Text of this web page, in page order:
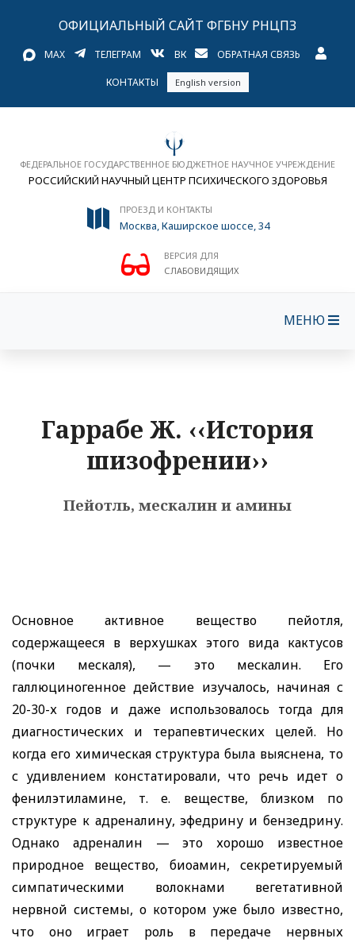
ОФИЦИАЛЬНЫЙ САЙТ ФГБНУ РНЦПЗ
MAX ТЕЛЕГРАМ ВК ОБРАТНАЯ СВЯЗЬ
КОНТАКТЫ English version
ФЕДЕРАЛЬНОЕ ГОСУДАРСТВЕННОЕ БЮДЖЕТНОЕ НАУЧНОЕ УЧРЕЖДЕНИЕ
РОССИЙСКИЙ НАУЧНЫЙ ЦЕНТР ПСИХИЧЕСКОГО ЗДОРОВЬЯ
ПРОЕЗД И КОНТАКТЫ
Москва, Каширское шоссе, 34
ВЕРСИЯ ДЛЯ
СЛАБОВИДЯЩИХ
МЕНЮ
Гаррабе Ж. ‹‹История
шизофрении››
Пейотль, мескалин и амины
Основное активное вещество пейотля,
содержащееся в верхушках этого вида кактусов
(почки мескаля), — это мескалин. Его
галлюциногенное действие изучалось, начиная с
20-30-х годов и даже использовалось тогда для
диагностических и терапевтических целей. Но
когда его химическая структура была выяснена, то
с удивлением констатировали, что речь идет о
фенилэтиламине, т. е. веществе, близком по
структуре к адреналину, эфедрину и бензедрину.
Однако адреналин — это хорошо известное
природное вещество, биоамин, секретируемый
симпатическими волокнами вегетативной
нервной системы, о котором уже было известно,
что оно играет роль в передаче нервных